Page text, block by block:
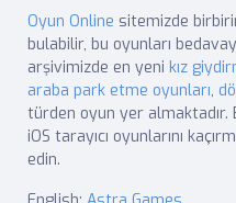
Oyun Online sitemizde
bulabilir, bu oyunları
arşivimizde en yeni kız
araba park etme oyunları,
türden oyun yer almaktadır.
iOS tarayıcı oyunlarını
edin.